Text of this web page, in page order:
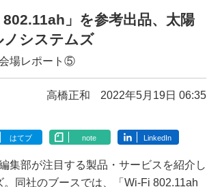
」を参考出品、太陽
ノシステムズ
場レポート⑤
高橋正和 2022年5月19日 06:35
はてブ note LinkedIn
集部が注目する製品・サービスを紹介し
同社のブースでは、「Wi-Fi 802.11ah